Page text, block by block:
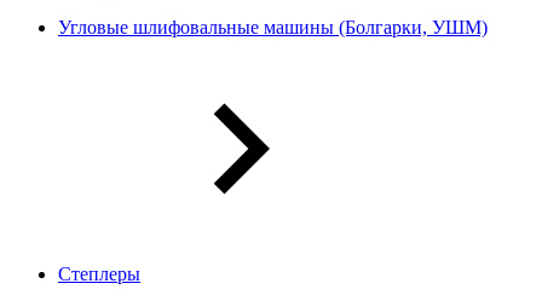
Угловые шлифовальные машины (Болгарки, УШМ)
Степлеры